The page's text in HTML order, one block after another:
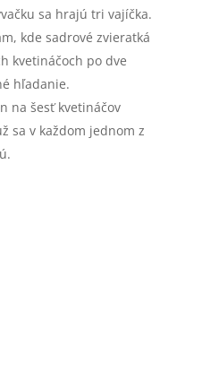
sa hrajú tri vajíčka.
kde sadrové zvieratká
kvetináčoch po dve
hľadanie.
na šesť kvetináčov
sa v každom jednom z